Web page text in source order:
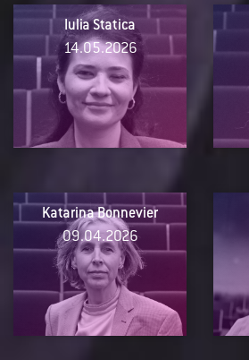
Iulia Statica
14.05.2026
Katarina Bonnevier
09.04.2026